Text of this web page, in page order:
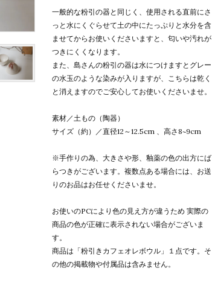
一般的な粉引の器と同じく、使用される直前にさ
っと水にくぐらせて土の中にたっぷりと水分を含
ませてからお使いくださいますと、匂いや汚れが
つきにくくなります。
また、島さんの粉引の器は水につけますとグレー
の水玉のような染みが入りますが、こちらは乾く
と消えますのでご安心してお使いくださいませ。
素材／土もの（陶器）
サイズ（約）／直径12～12.5cm 、高さ8~9cm
※手作りの為、大きさや形、釉薬の色の出方にば
らつきがございます。複数点ある場合には、お送
りのお品はお任せくださいませ。
お使いのPCにより色の見え方が違うため 実際の
商品の色が正確に表示されない場合がございま
す。
商品は「粉引きカフェオレボウル」１点です。そ
の他の掲載物や付属品は含みません。